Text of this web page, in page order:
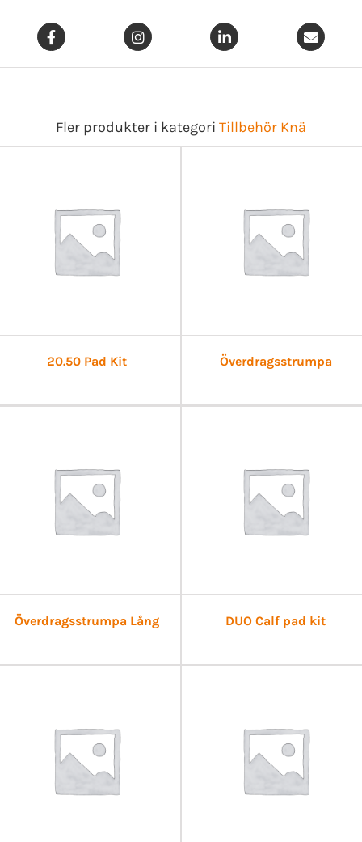
ED022211
Höger XX-Large
Fler produkter i kategori Tillbehör Knä
20.50 Pad Kit Överdragsstrumpa
Överdragsstrumpa Lång DUO Calf pad kit